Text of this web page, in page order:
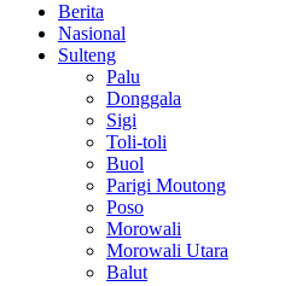
Berita
Nasional
Sulteng
Palu
Donggala
Sigi
Toli-toli
Buol
Parigi Moutong
Poso
Morowali
Morowali Utara
Balut